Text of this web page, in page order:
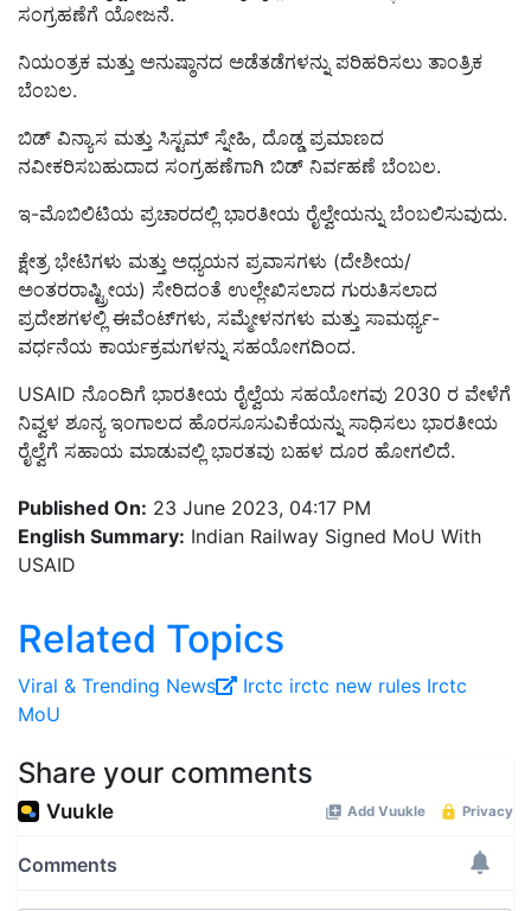
ಸಂಗ್ರಹಣೆಗೆ ಯೋಜನೆ.
ನಿಯಂತ್ರಕ ಮತ್ತು ಅನುಷ್ಠಾನದ ಅಡೆತಡೆಗಳನ್ನು ಪರಿಹರಿಸಲು ತಾಂತ್ರಿಕ
ಬೆಂಬಲ.
ಬಿಡ್ ವಿನ್ಯಾಸ ಮತ್ತು ಸಿಸ್ಟಮ್ ಸ್ನೇಹಿ, ದೊಡ್ಡ ಪ್ರಮಾಣದ
ನವೀಕರಿಸಬಹುದಾದ ಸಂಗ್ರಹಣೆಗಾಗಿ ಬಿಡ್ ನಿರ್ವಹಣೆ ಬೆಂಬಲ.
ಇ-ಮೊಬಿಲಿಟಿಯ ಪ್ರಚಾರದಲ್ಲಿ ಭಾರತೀಯ ರೈಲ್ವೇಯನ್ನು ಬೆಂಬಲಿಸುವುದು.
ಕ್ಷೇತ್ರ ಭೇಟಿಗಳು ಮತ್ತು ಅಧ್ಯಯನ ಪ್ರವಾಸಗಳು (ದೇಶೀಯ/
ಅಂತರರಾಷ್ಟ್ರೀಯ) ಸೇರಿದಂತೆ ಉಲ್ಲೇಖಿಸಲಾದ ಗುರುತಿಸಲಾದ
ಪ್ರದೇಶಗಳಲ್ಲಿ ಈವೆಂಟ್‌ಗಳು, ಸಮ್ಮೇಳನಗಳು ಮತ್ತು ಸಾಮರ್ಥ್ಯ-
ವರ್ಧನೆಯ ಕಾರ್ಯಕ್ರಮಗಳನ್ನು ಸಹಯೋಗದಿಂದ.
USAID ನೊಂದಿಗೆ ಭಾರತೀಯ ರೈಲ್ವೆಯ ಸಹಯೋಗವು 2030 ರ ವೇಳೆಗೆ
ನಿವ್ವಳ ಶೂನ್ಯ ಇಂಗಾಲದ ಹೊರಸೂಸುವಿಕೆಯನ್ನು ಸಾಧಿಸಲು ಭಾರತೀಯ
ರೈಲ್ವೆಗೆ ಸಹಾಯ ಮಾಡುವಲ್ಲಿ ಭಾರತವು ಬಹಳ ದೂರ ಹೋಗಲಿದೆ.
Published On: 23 June 2023, 04:17 PM
English Summary: Indian Railway Signed MoU With
USAID
Related Topics
Viral ‍& Trending News Irctc irctc new rules Irctc
MoU
Share your comments